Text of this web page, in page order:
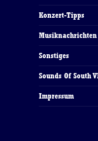
Konzert-Tipps
Musiknachrichten
Sonstiges
Sounds Of South
Impressum